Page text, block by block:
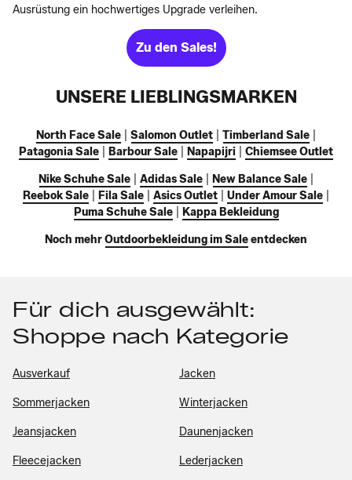
Ausrüstung ein hochwertiges Upgrade verleihen.
Zu den Sales!
UNSERE LIEBLINGSMARKEN
North Face Sale Salomon Outlet Timberland Sale
Patagonia Sale
Barbour Sale Napapijri Chiemsee Outlet
Nike Schuhe Sale Adidas Sale New Balance Sale
Reebok Sale
Fila Sale Asics Outlet Under Amour Sale
Puma Schuhe Sale| Kappa Bekleidung
Noch mehrOutdoorbekleidung im Saleentdecken
Für dich ausgewählt:
Shoppe nach Kategorie
Ausverkauf Jacken
Sommerjacken Winterjacken
Jeansjacken Daunenjacken
Fleecejacken Lederjacken